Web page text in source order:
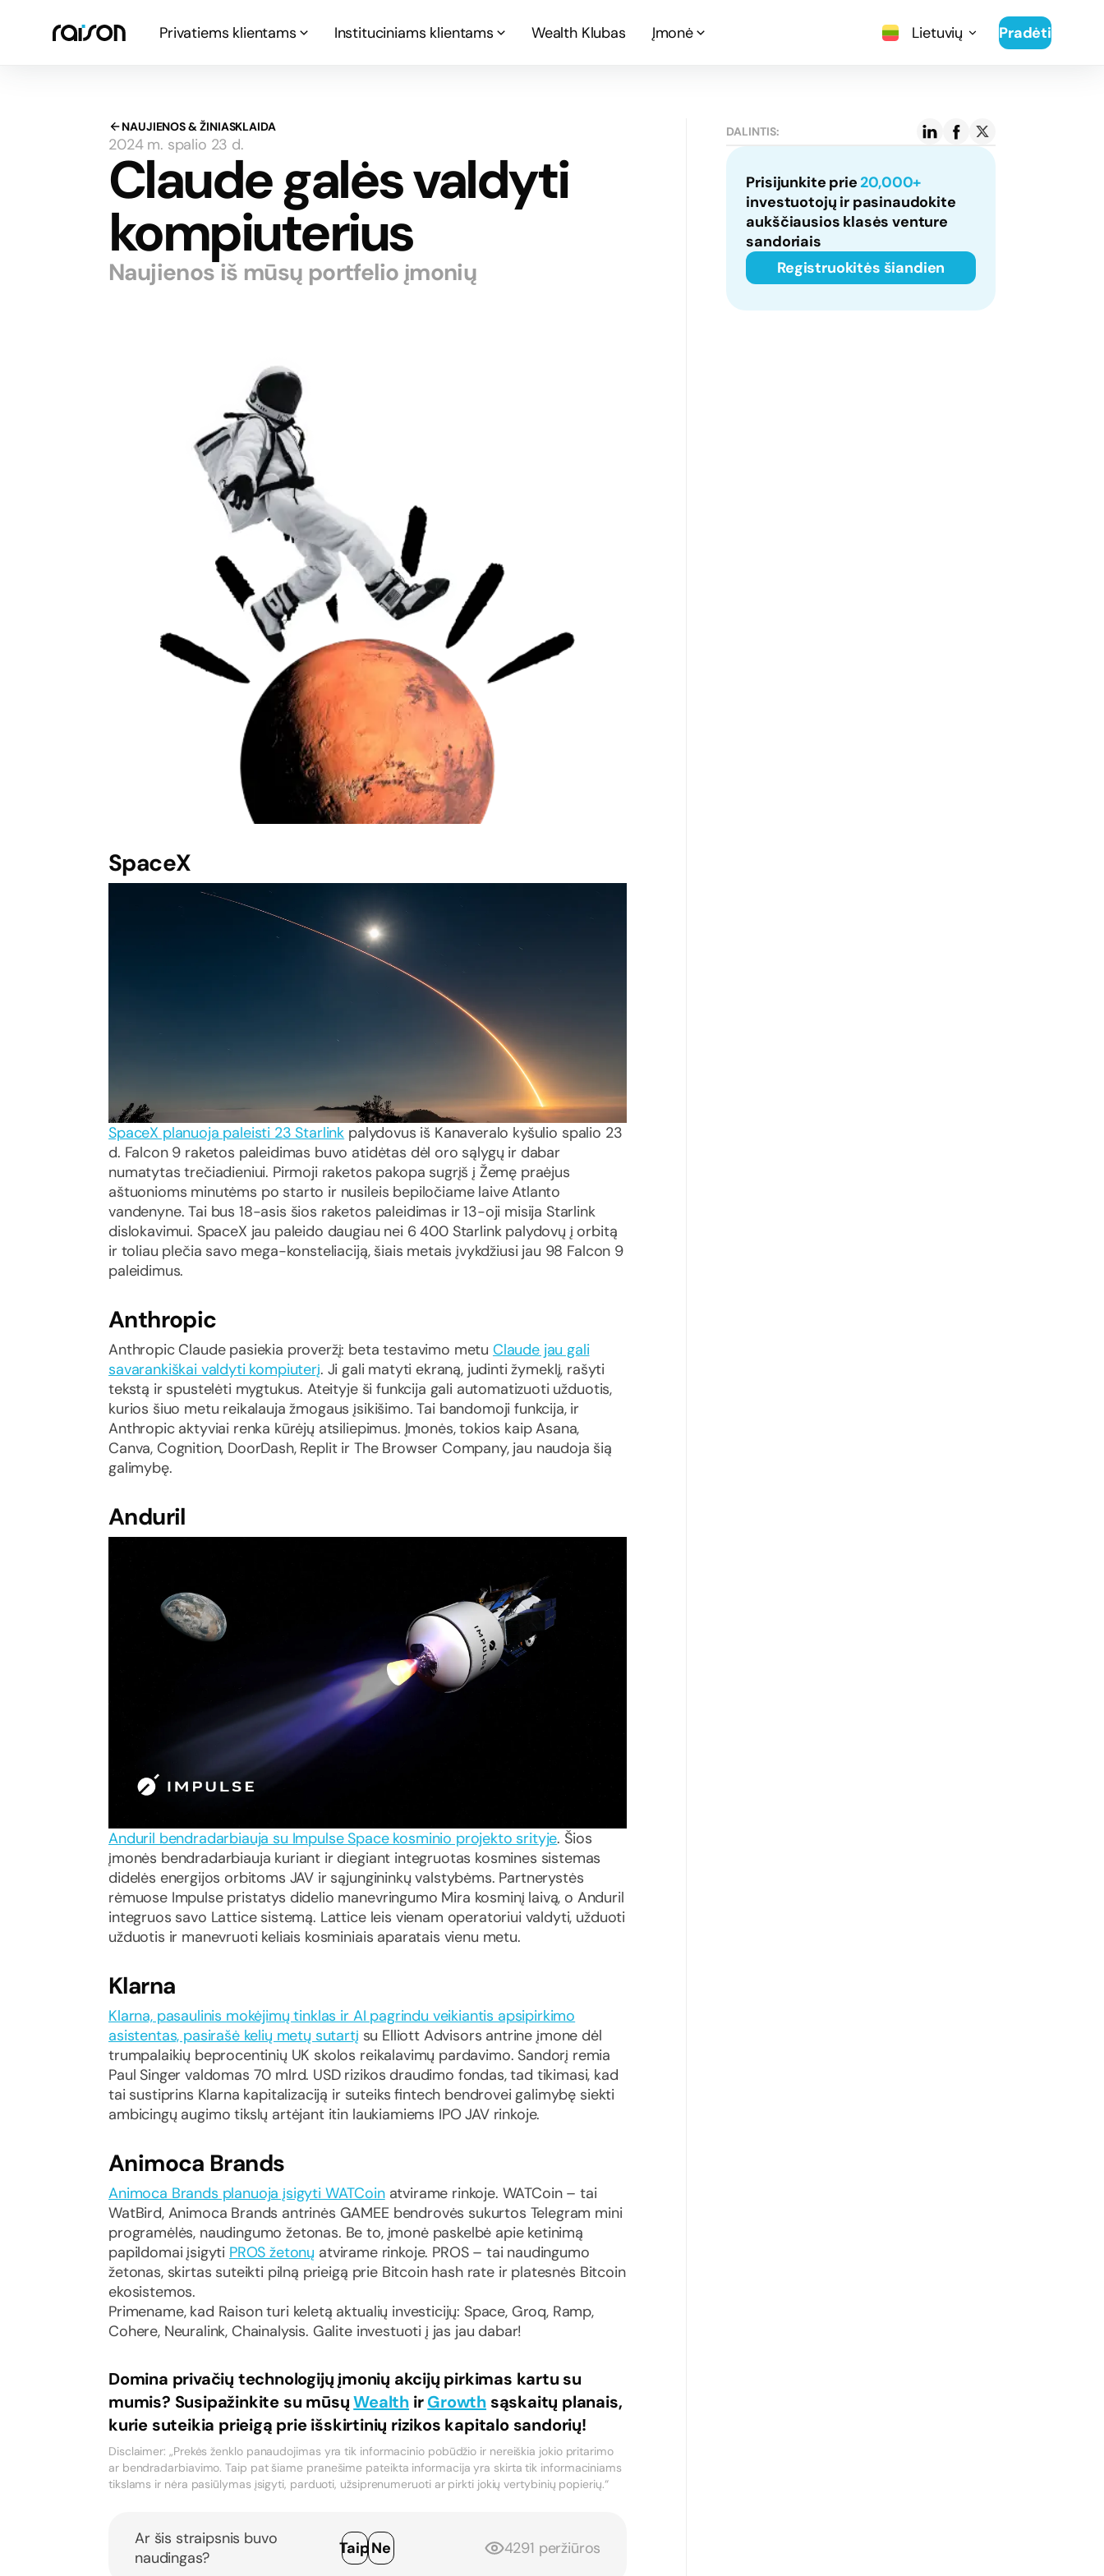
Privatiems klientams Instituciniams klientams Wealth Klubas Įmonė Lietuvių Pradėti
NAUJIENOS & ŽINIASKLAIDA
2024 m. spalio 23 d.
Claude galės valdyti
kompiuterius
Naujienos iš mūsų portfelio įmonių
SpaceX
SpaceX planuoja paleisti 23 Starlink palydovus iš Kanaveralo kyšulio spalio 23
d. Falcon 9 raketos paleidimas buvo atidėtas dėl oro sąlygų ir dabar
numatytas trečiadieniui. Pirmoji raketos pakopa sugrįš į Žemę praėjus
aštuonioms minutėms po starto ir nusileis bepiločiame laive Atlanto
vandenyne. Tai bus 18-asis šios raketos paleidimas ir 13-oji misija Starlink
dislokavimui. SpaceX jau paleido daugiau nei 6 400 Starlink palydovų į orbitą
ir toliau plečia savo mega-konsteliaciją, šiais metais įvykdžiusi jau 98 Falcon 9
paleidimus.
Anthropic
Anthropic Claude pasiekia proveržį: beta testavimo metu Claude jau gali
savarankiškai valdyti kompiuterį. Ji gali matyti ekraną, judinti žymeklį, rašyti
tekstą ir spustelėti mygtukus. Ateityje ši funkcija gali automatizuoti užduotis,
kurios šiuo metu reikalauja žmogaus įsikišimo. Tai bandomoji funkcija, ir
Anthropic aktyviai renka kūrėjų atsiliepimus. Įmonės, tokios kaip Asana,
Canva, Cognition, DoorDash, Replit ir The Browser Company, jau naudoja šią
galimybę.
Anduril
Anduril bendradarbiauja su Impulse Space kosminio projekto srityje. Šios
įmonės bendradarbiauja kuriant ir diegiant integruotas kosmines sistemas
didelės energijos orbitoms JAV ir sąjungininkų valstybėms. Partnerystės
rėmuose Impulse pristatys didelio manevringumo Mira kosminį laivą, o Anduril
integruos savo Lattice sistemą. Lattice leis vienam operatoriui valdyti, užduoti
užduotis ir manevruoti keliais kosminiais aparatais vienu metu.
Klarna
Klarna, pasaulinis mokėjimų tinklas ir AI pagrindu veikiantis apsipirkimo
asistentas, pasirašė kelių metų sutartį su Elliott Advisors antrine įmone dėl
trumpalaikių beprocentinių UK skolos reikalavimų pardavimo. Sandorį remia
Paul Singer valdomas 70 mlrd. USD rizikos draudimo fondas, tad tikimasi, kad
tai sustiprins Klarna kapitalizaciją ir suteiks fintech bendrovei galimybę siekti
ambicingų augimo tikslų artėjant itin laukiamiems IPO JAV rinkoje.
Animoca Brands
Animoca Brands planuoja įsigyti WATCoinatvirame rinkoje. WATCoin – tai
WatBird, Animoca Brands antrinės GAMEE bendrovės sukurtos Telegram mini
programėlės, naudingumo žetonas. Be to, įmonė paskelbė apie ketinimą
papildomai įsigyti PROS žetonų atvirame rinkoje. PROS – tai naudingumo
žetonas, skirtas suteikti pilną prieigą prie Bitcoin hash rate ir platesnės Bitcoin
ekosistemos.
Primename, kad Raison turi keletą aktualių investicijų: Space, Groq, Ramp,
Cohere, Neuralink, Chainalysis. Galite investuoti į jas jau dabar!
Domina privačių technologijų įmonių akcijų pirkimas kartu su
mumis? Susipažinkite su mūsųWealth irGrowth sąskaitų planais,
kurie suteikia prieigą prie išskirtinių rizikos kapitalo sandorių!
Disclaimer: „Prekės ženklo panaudojimas yra tik informacinio pobūdžio ir nereiškia jokio pritarimo
ar bendradarbiavimo. Taip pat šiame pranešime pateikta informacija yra skirta tik informaciniams
tikslams ir nėra pasiūlymas įsigyti, parduoti, užsiprenumeruoti ar pirkti jokių vertybinių popierių.“
Ar šis straipsnis buvo
naudingas?
Taip Ne 4291 peržiūros
DALINTIS:
Prisijunkite prie 20,000+
investuotojų ir pasinaudokite
aukščiausios klasės venture
sandoriais
Registruokitės šiandien